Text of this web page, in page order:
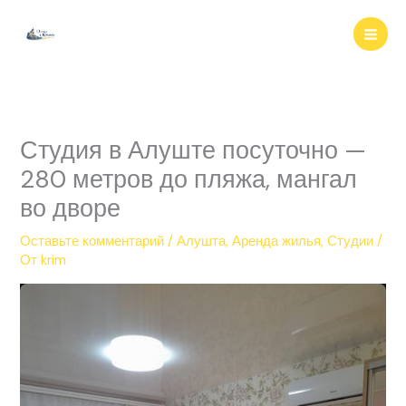
Студия в Алуште посуточно —
280 метров до пляжа, мангал
во дворе
Оставьте комментарий /Алушта,Аренда жилья,Студии /
Отkrim